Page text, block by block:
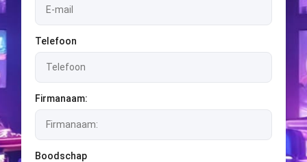
Telefoon
Firmanaam:
Boodschap